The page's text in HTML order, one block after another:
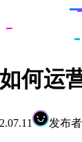
何运
发布